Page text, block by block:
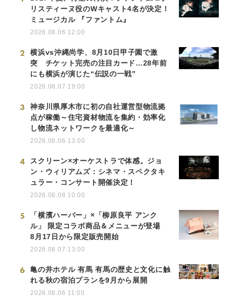
リスティーヌ役のWキャスト4名が決定！
ミュージカル 『ファントム』
2026.08.06 12:00
2
横浜vs沖縄尚学、8月10日甲子園で激
突 チケット完売の注目カード…28年前
にも横浜が演じた“伝説の一戦”
2026.08.07 19:00
3
神奈川県厚木市に初の自社運営型物流拠
点が稼働～住宅資材物流を集約・効率化
し物流ネットワークを最適化～
2026.08.06 13:00
4
スクリーン×オーケストラで体感。ジョ
ン・ウィリアムズ：シネマ・スペクタキ
ュラー・コンサート開催決定！
2026.08.08 10:00
5
「横濱ハーバー」×「柳原良平 アンク
ル」 限定コラボ商品＆メニューが登場
8月17日から限定販売開始
2026.08.07 13:00
6
亀の井ホテル 有馬 有馬の歴史と文化に触
れる秋の宿泊プランを9月から展開
2026.08.06 11:00